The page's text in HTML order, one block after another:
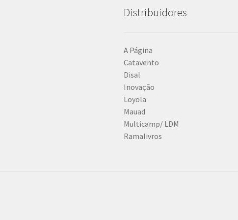
Distribuidores
A Página
Catavento
Disal
Inovação
Loyola
Mauad
Multicamp/ LDM
Ramalivros